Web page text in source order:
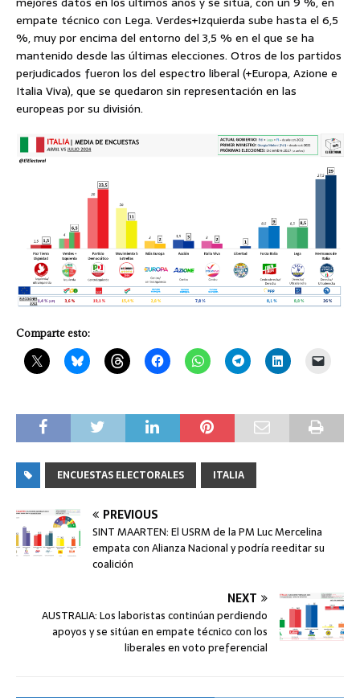
empate técnico con Lega. Verdes+Izquierda sube hasta el 6,5
%, muy por encima del entorno del 3,5 % en el que se ha
mantenido desde las últimas elecciones. Otros de los partidos
perjudicados fueron los del espectro liberal (+Europa, Azione e
Italia Viva), que se quedaron sin representación en las
europeas por su división.
Comparte esto:
ENCUESTAS ELECTORALES ITALIA
PREVIOUS
SINT MAARTEN: El USRM de la PM Luc Mercelina
empata con Alianza Nacional y podría reeditar su
coalición
NEXT
AUSTRALIA: Los laboristas continúan perdiendo
apoyos y se sitúan en empate técnico con los
liberales en voto preferencial